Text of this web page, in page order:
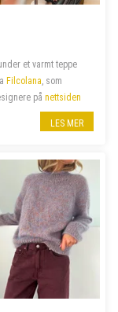
et varmt teppe
Filcolana , som
på nettsiden
LES MER